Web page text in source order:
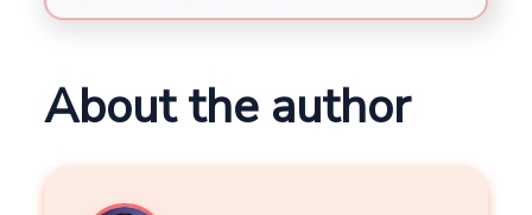
About the author